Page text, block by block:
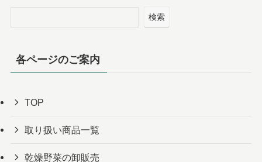
検索
各ページのご案内
TOP
取り扱い商品一覧
乾燥野菜の卸販売